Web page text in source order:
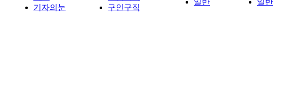
기자의눈
구인구직
일반
일반